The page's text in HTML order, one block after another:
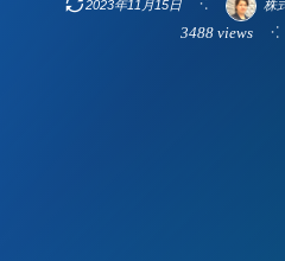
2023年11月15日 株
3488 views